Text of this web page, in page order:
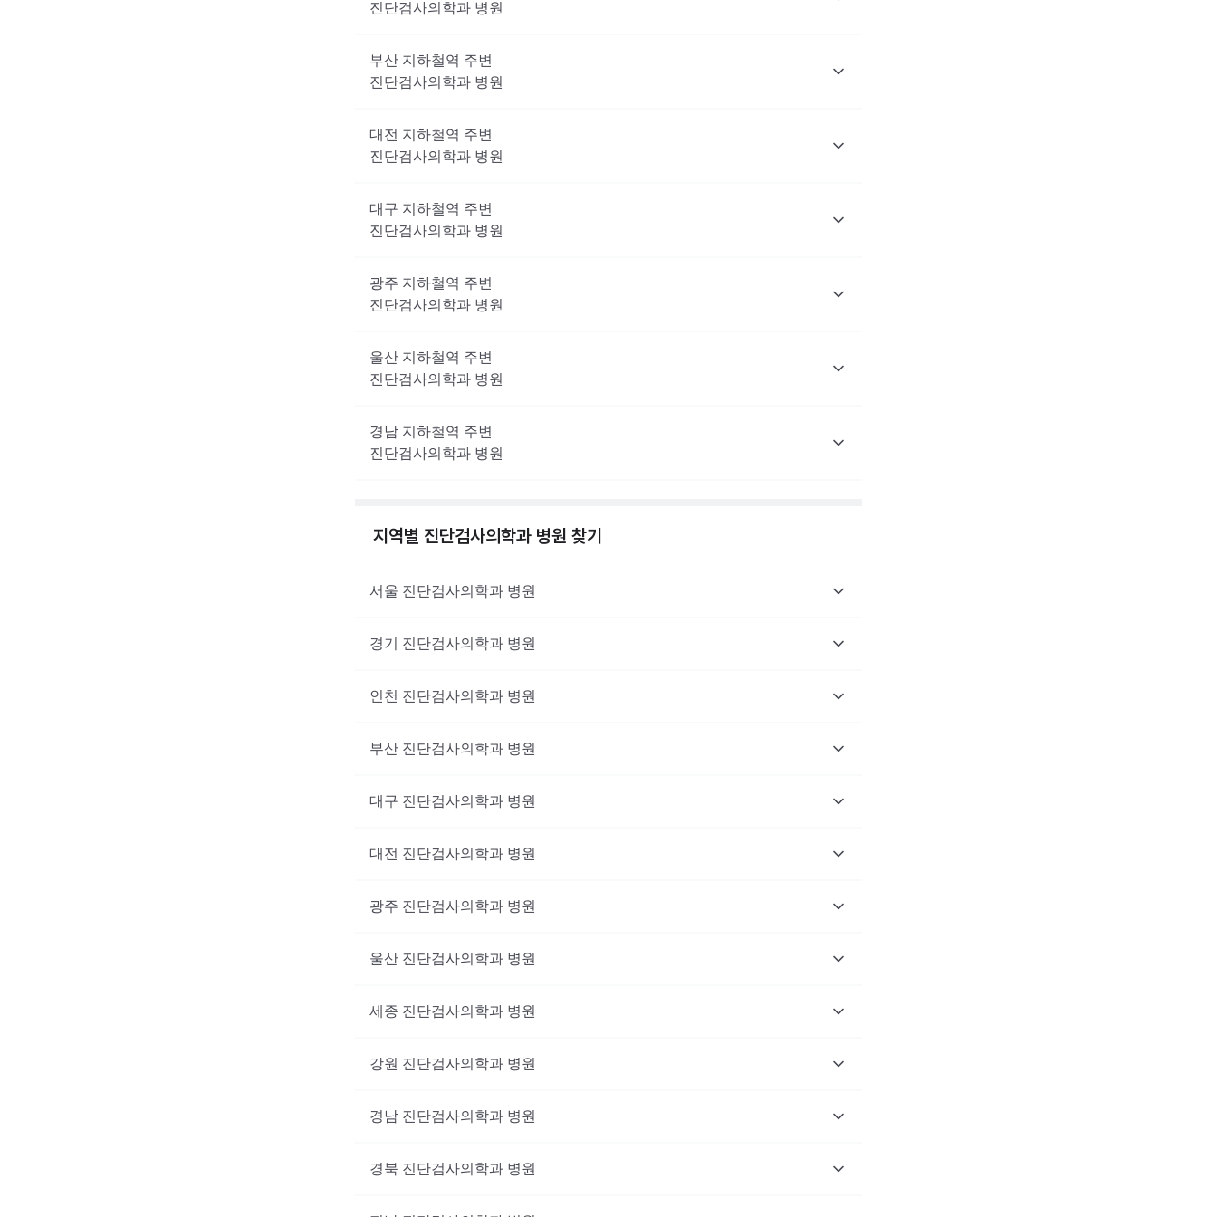
진단검사의학과 병원
부산 지하철역 주변
진단검사의학과 병원
대전 지하철역 주변
진단검사의학과 병원
대구 지하철역 주변
진단검사의학과 병원
광주 지하철역 주변
진단검사의학과 병원
울산 지하철역 주변
진단검사의학과 병원
경남 지하철역 주변
진단검사의학과 병원
지역별 진단검사의학과 병원 찾기
서울 진단검사의학과 병원
경기 진단검사의학과 병원
인천 진단검사의학과 병원
부산 진단검사의학과 병원
대구 진단검사의학과 병원
대전 진단검사의학과 병원
광주 진단검사의학과 병원
울산 진단검사의학과 병원
세종 진단검사의학과 병원
강원 진단검사의학과 병원
경남 진단검사의학과 병원
경북 진단검사의학과 병원